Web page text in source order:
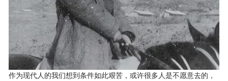
作为现代人的我们想到条件如此艰苦，或许很多人是不愿意去的，